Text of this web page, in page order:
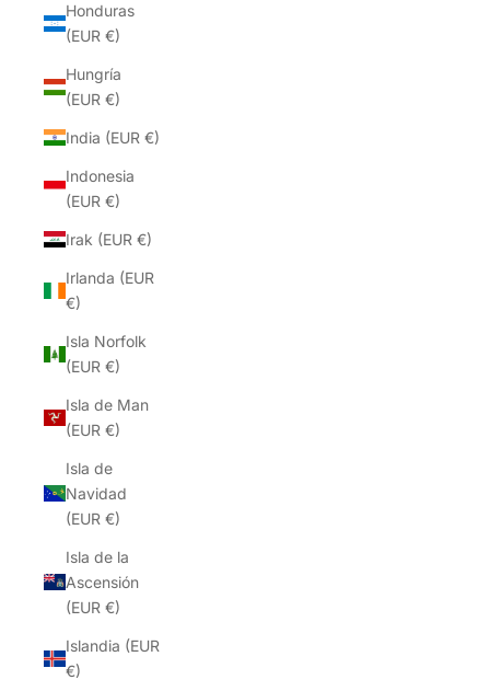
Honduras
(EUR €)
Hungría
(EUR €)
India (EUR €)
Indonesia
(EUR €)
Irak (EUR €)
Irlanda (EUR
€)
Isla Norfolk
(EUR €)
Isla de Man
(EUR €)
Isla de
Navidad
(EUR €)
Isla de la
Ascensión
(EUR €)
Islandia (EUR
€)